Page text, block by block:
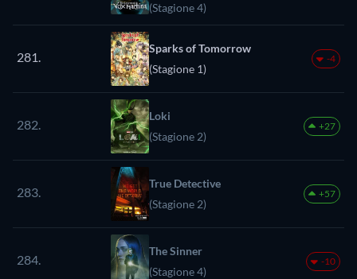
(Stagione 4)
281.
Sparks of Tomorrow
(Stagione 1)
-4
282.
Loki
(Stagione 2)
+27
283.
True Detective
(Stagione 2)
+57
284.
The Sinner
(Stagione 4)
-10